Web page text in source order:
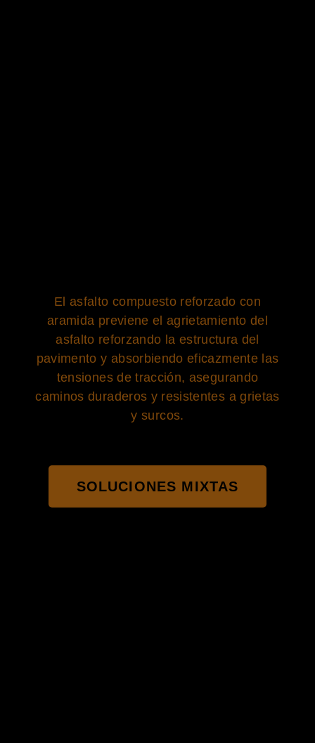
El asfalto compuesto reforzado con
aramida previene el agrietamiento del
asfalto reforzando la estructura del
pavimento y absorbiendo eficazmente las
tensiones de tracción, asegurando
caminos duraderos y resistentes a grietas
y surcos.
SOLUCIONES MIXTAS